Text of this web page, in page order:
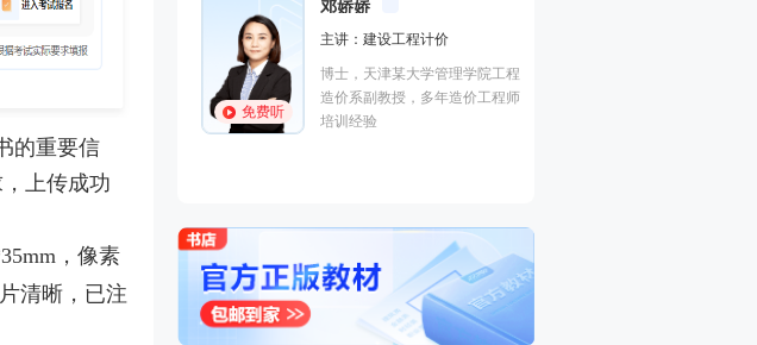
的重要信
上传成功
，像素
清晰，已注
免费听
邓娇娇
主讲：建设工程计价
博士，天津某大学管理学院工程
造价系副教授，多年造价工程师
培训经验